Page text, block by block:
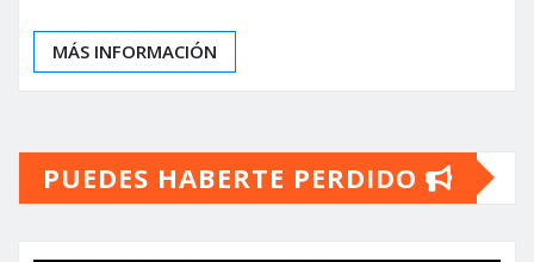
MÁS INFORMACIÓN
PUEDES HABERTE PERDIDO